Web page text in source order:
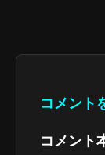
コメント
コメント